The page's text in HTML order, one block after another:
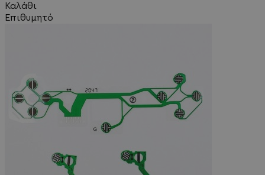
Καλάθι
Επιθυμητό